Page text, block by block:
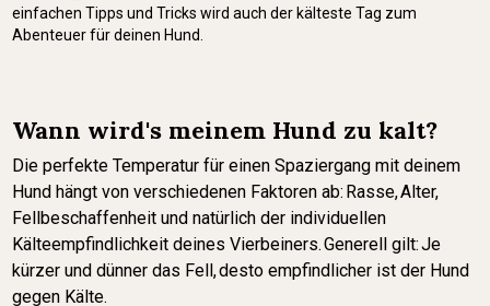
einfachen Tipps und Tricks wird auch der kälteste Tag zum
Abenteuer für deinen Hund.
Wann wird's meinem Hund zu kalt?
Die perfekte Temperatur für einen Spaziergang mit deinem
Hund hängt von verschiedenen Faktoren ab: Rasse, Alter,
Fellbeschaffenheit und natürlich der individuellen
Kälteempfindlichkeit deines Vierbeiners. Generell gilt: Je
kürzer und dünner das Fell, desto empfindlicher ist der Hund
gegen Kälte.